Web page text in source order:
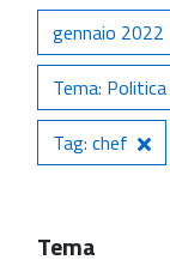
gennaio 2022
Tema: Politica
Tag: chef
Tema